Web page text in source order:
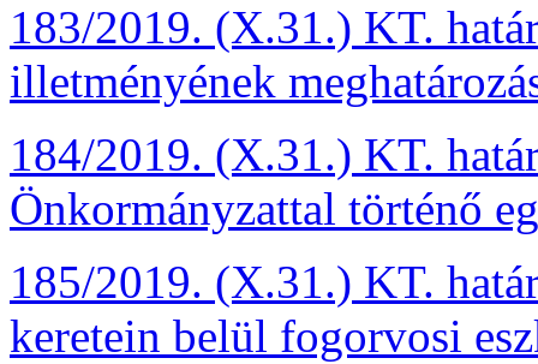
183/2019. (X.31.) KT.
illetményének
184/2019. (X.31.) KT.
Önkormányzattal történő
185/2019. (X.31.) KT.
keretein belül fogorvosi